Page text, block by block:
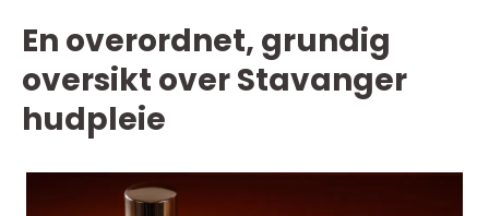
En overordnet, grundig
oversikt over Stavanger
hudpleie